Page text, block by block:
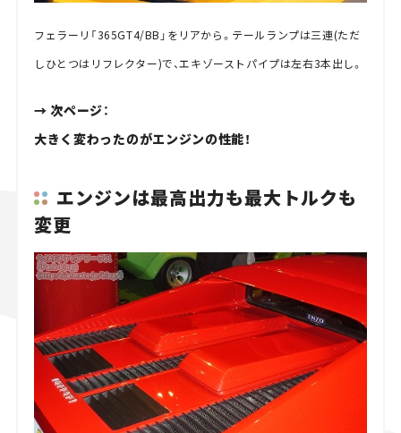
フェラーリ「365GT4/BB」をリアから。テールランプは三連(ただ
しひとつはリフレクター)で、エキゾーストパイプは左右3本出し。
→ 次ページ：
大きく変わったのがエンジンの性能！
エンジンは最高出力も最大トルクも
変更